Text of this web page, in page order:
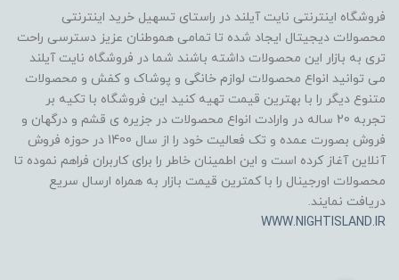
فروشگاه اینترنتی نایت آیلند در راستای تسهیل خرید اینترنتی
محصولات دیجیتال ایجاد شده تا تمامی هموطنان عزیز دسترسی راحت
تری به بازار این محصولات داشته باشند شما در فروشگاه نایت آیلند
می توانید انواع محصولات لوازم خانگی و پوشاک و کفش و محصولات
متنوع دیگر را با بهترین قیمت تهیه کنید این فروشگاه با تکیه بر
تجربه 20 ساله در وارادت انواع محصولات در جزیره ی قشم و درگهان و
فروش بصورت عمده و تک فعالیت خود را از سال 1400 در حوزه فروش
آنلاین آغاز کرده است و این اطمینان خاطر را برای کاربران فراهم نموده تا
محصولات اورجینال را با کمترین قیمت بازار به همراه ارسال سریع
دریافت نمایند.
WWW.NIGHTISLAND.IR